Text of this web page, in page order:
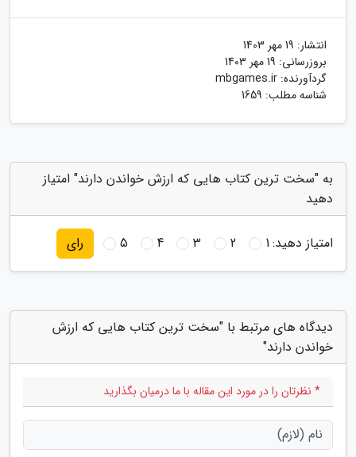
انتشار: 19 مهر 1403
بروزرسانی: 19 مهر 1403
گردآورنده: mbgames.ir
شناسه مطلب: 1659
به "سخت ترین کتاب هایی که ارزش خواندن دارند" امتیاز
دهید
امتیاز دهید:1
2
3
4
5 رای
دیدگاه های مرتبط با "سخت ترین کتاب هایی که ارزش
خواندن دارند"
* نظرتان را در مورد این مقاله با ما درمیان بگذارید